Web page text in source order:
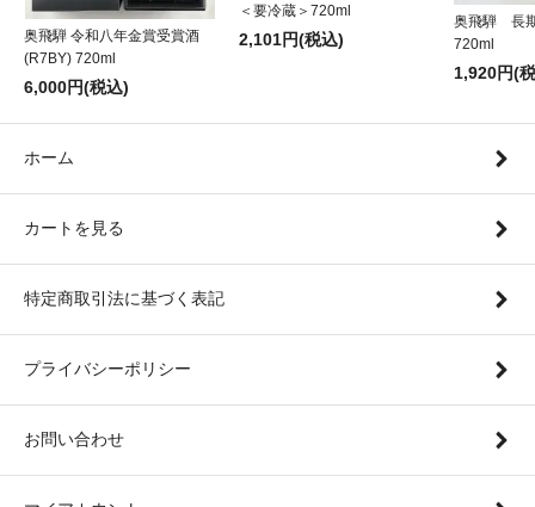
奥飛騨 令和八年金賞受賞酒
(R7BY) 720ml
6,000円(税込)
＜要冷蔵＞720ml
2,101円(税込)
奥飛騨 長
720ml
1,920円(
ホーム
カートを見る
特定商取引法に基づく表記
プライバシーポリシー
お問い合わせ